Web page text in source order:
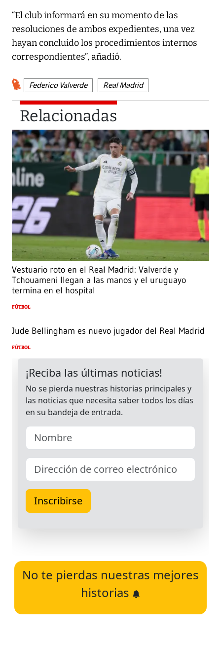
“El club informará en su momento de las
resoluciones de ambos expedientes, una vez
hayan concluido los procedimientos internos
correspondientes”, añadió.
Federico Valverde Real Madrid
Relacionadas
Vestuario roto en el Real Madrid: Valverde y
Tchouameni llegan a las manos y el uruguayo
termina en el hospital
FÚTBOL
Jude Bellingham es nuevo jugador del Real Madrid
FÚTBOL
No te pierdas nuestras mejores
historias